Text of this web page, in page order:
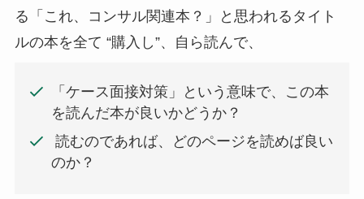
る「これ、コンサル関連本？」と思われるタイト
ルの本を全て “購入し”、自ら読んで、
「ケース面接対策」という意味で、この本
を読んだ本が良いかどうか？
読むのであれば、どのページを読めば良い
のか？